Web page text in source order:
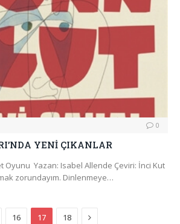
0
YENİ ÇIKANLAR
Oyunu Yazan: Isabel Allende Çeviri: İnci Kut
zorundayım. Dinlenmeye…
16 17 18 Next